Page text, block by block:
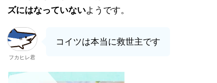
ズにはなっていないようです。
フカヒレ君
コイツは本当に救世主です